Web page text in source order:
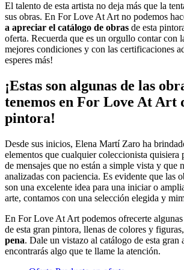
El talento de esta artista no deja más que la
sus obras. En For Love At Art no podemos
a apreciar el catálogo de obras de esta
oferta. Recuerda que es un orgullo contar con
mejores condiciones y con las certificaciones
esperes más!
¡Estas son algunas de las
tenemos en For Love At Art
pintora!
Desde sus inicios, Elena Martí Zaro ha
elementos que cualquier coleccionista quisiera
de mensajes que no están a simple vista y que
analizadas con paciencia. Es evidente que las
son una excelente idea para una iniciar o
arte, contamos con una selección elegida y
En For Love At Art podemos ofrecerte
de esta gran pintora, llenas de colores y figuras,
pena. Dale un vistazo al catálogo de esta gran
encontrarás algo que te llame la atención.